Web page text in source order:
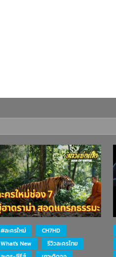
#ละครใหม่
CH7HD
What's New
รีวิวละครไทย